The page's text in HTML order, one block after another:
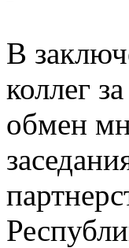
В
коллег
обмен